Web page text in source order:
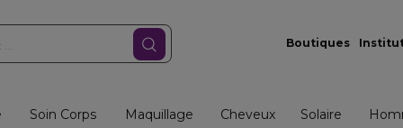
Boutiques
Soin Corps Maquillage Cheveux Solaire